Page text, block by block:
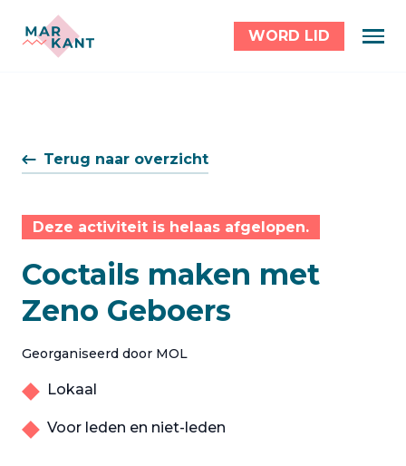
WORD LID
Terug naar overzicht
Deze activiteit is helaas afgelopen.
Coctails maken met
Zeno Geboers
Georganiseerd door MOL
Lokaal
Voor leden en niet-leden